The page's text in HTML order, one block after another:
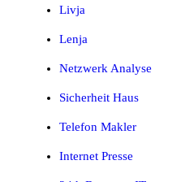
Livja
Lenja
Netzwerk Analyse
Sicherheit Haus
Telefon Makler
Internet Presse